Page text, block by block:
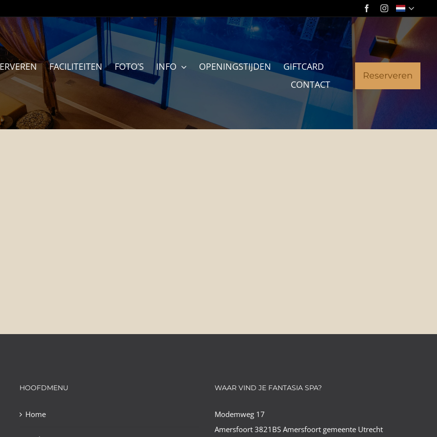
FACILITEITEN FOTO’S INFO OPENINGSTIJDEN
GIFTCARD
CONTACT
Reserveren
HOOFDMENU
Home
WAAR VIND JE FANTASIA SPA?
Modemweg 17
Amersfoort 3821BS Amersfoort gemeente Utrecht